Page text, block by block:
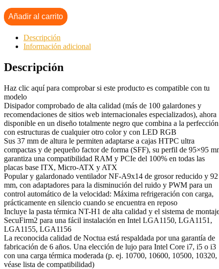
Añadir al carrito
Descripción
Información adicional
Descripción
Haz clic aquí para comprobar si este producto es compatible con tu
modelo
Disipador comprobado de alta calidad (más de 100 galardones y
recomendaciones de sitios web internacionales especializados), ahora
disponible en un diseño totalmente negro que combina a la perfección
con estructuras de cualquier otro color y con LED RGB
Sus 37 mm de altura le permiten adaptarse a cajas HTPC ultra
compactas y de pequeño factor de forma (SFF), su perfil de 95×95
garantiza una compatibilidad RAM y PCIe del 100% en todas las
placas base ITX, Micro-ATX y ATX
Popular y galardonado ventilador NF-A9x14 de grosor reducido y 92
mm, con adaptadores para la disminución del ruido y PWM para un
control automático de la velocidad: Máxima refrigeración con carga,
prácticamente en silencio cuando se encuentra en reposo
Incluye la pasta térmica NT-H1 de alta calidad y el sistema de
SecuFirm2 para una fácil instalación en Intel LGA1150, LGA1151,
LGA1155, LGA1156
La reconocida calidad de Noctua está respaldada por una garantía de
fabricación de 6 años. Una elección de lujo para Intel Core i7, i5 o i3
con una carga térmica moderada (p. ej. 10700, 10600, 10500, 10320,
véase lista de compatibilidad)